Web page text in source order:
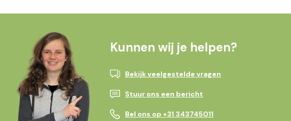
Kunnen wij je helpen?
Bekijk veelgestelde vragen
Stuur ons een bericht
Bel ons op +31 343745011